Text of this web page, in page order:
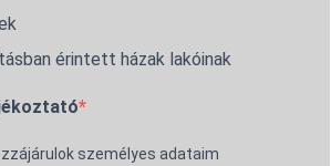
érintett házak lakóinak
személyes adataim